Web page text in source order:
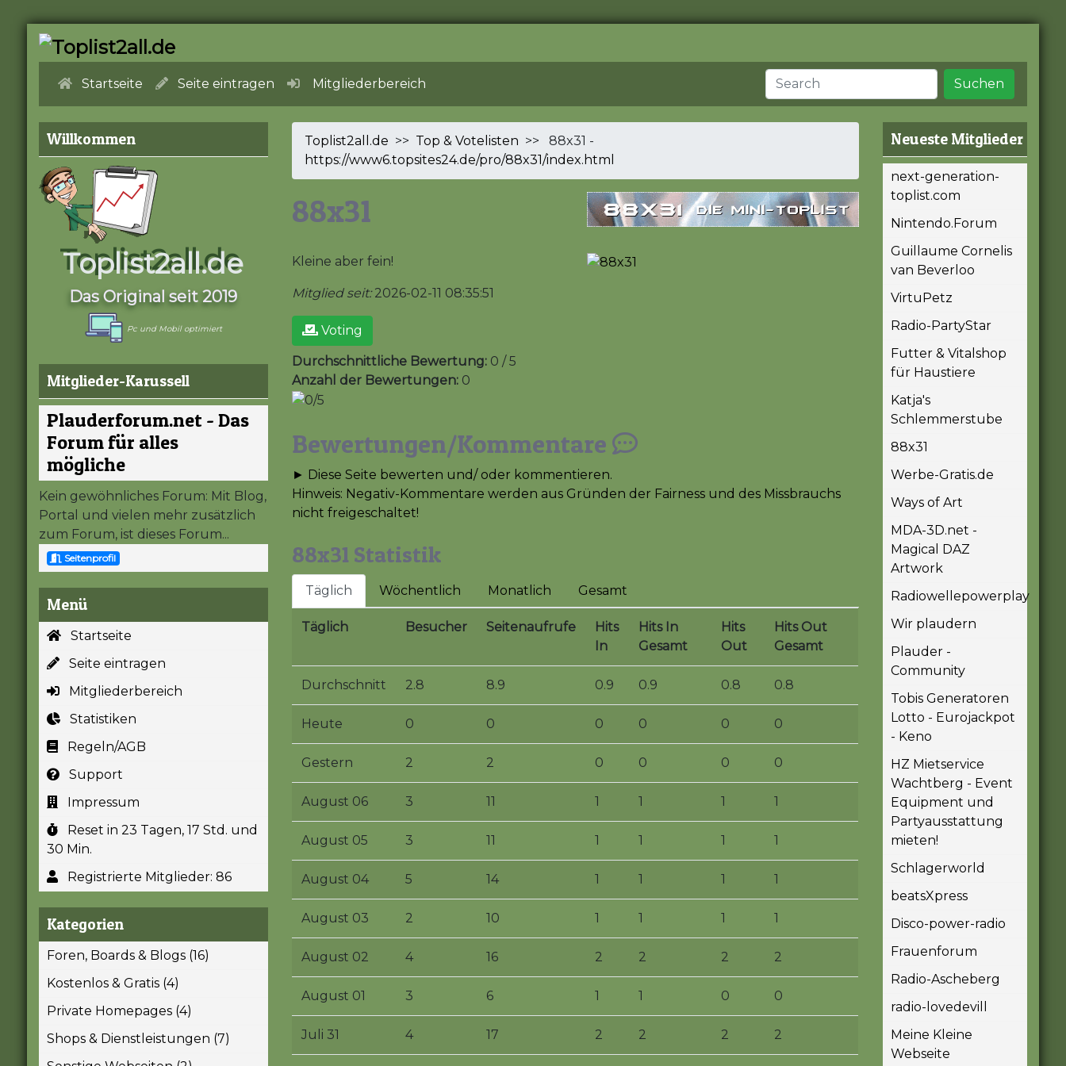
Startseite Seite eintragen Mitgliederbereich Suchen
Willkommen
Toplist2all.de
Das Original seit 2019
Pc und Mobil optimiert
Mitglieder-Karussell
Plauderforum.net - Das
Forum für alles
mögliche
Kein gewöhnliches Forum: Mit Blog,
Portal und vielen mehr zusätzlich
zum Forum, ist dieses Forum...
Seitenprofil
Menü
Startseite
Seite eintragen
Mitgliederbereich
Statistiken
Regeln/AGB
Support
Impressum
Reset in 23 Tagen, 17 Std. und
30 Min.
Registrierte Mitglieder: 86
Kategorien
Foren, Boards & Blogs (16)
Kostenlos & Gratis (4)
Private Homepages (4)
Shops & Dienstleistungen (7)
Toplist2all.de >> Top & Votelisten >> 88x31 -
https://www6.topsites24.de/pro/88x31/index.html
88x31
Kleine aber fein!
Mitglied seit:2026-02-11 08:35:51
Voting
Durchschnittliche Bewertung:0 / 5
Anzahl der Bewertungen:0
Bewertungen/Kommentare
► Diese Seite bewerten und/ oder kommentieren.
Hinweis: Negativ-Kommentare werden aus Gründen der Fairness und des Missbrauchs
nicht freigeschaltet!
88x31 Statistik
Täglich Wöchentlich Monatlich Gesamt
Täglich Besucher Seitenaufrufe
Hits
In
Hits In
Gesamt
Hits
Out
Hits Out
Gesamt
Durchschnitt 2.8 8.9 0.9 0.9 0.8 0.8
Heute 0 0 0 0 0 0
Gestern 2 2 0 0 0 0
August 06 3 11 1 1 1 1
August 05 3 11 1 1 1 1
August 04 5 14 1 1 1 1
August 03 2 10 1 1 1 1
August 02 4 16 2 2 2 2
August 01 3 6 1 1 0 0
Juli 31 4 17 2 2 2 2
Neueste Mitglieder
next-generation-
toplist.com
Nintendo.Forum
Guillaume Cornelis
van Beverloo
VirtuPetz
Radio-PartyStar
Futter & Vitalshop
für Haustiere
Katja's
Schlemmerstube
88x31
Werbe-Gratis.de
Ways of Art
MDA-3D.net -
Magical DAZ
Artwork
Radiowellepowerplay
Wir plaudern
Plauder -
Community
Tobis Generatoren
Lotto - Eurojackpot
- Keno
HZ Mietservice
Wachtberg - Event
Equipment und
Partyausstattung
mieten!
Schlagerworld
beatsXpress
Disco-power-radio
Frauenforum
Radio-Ascheberg
radio-lovedevill
Meine Kleine
Webseite